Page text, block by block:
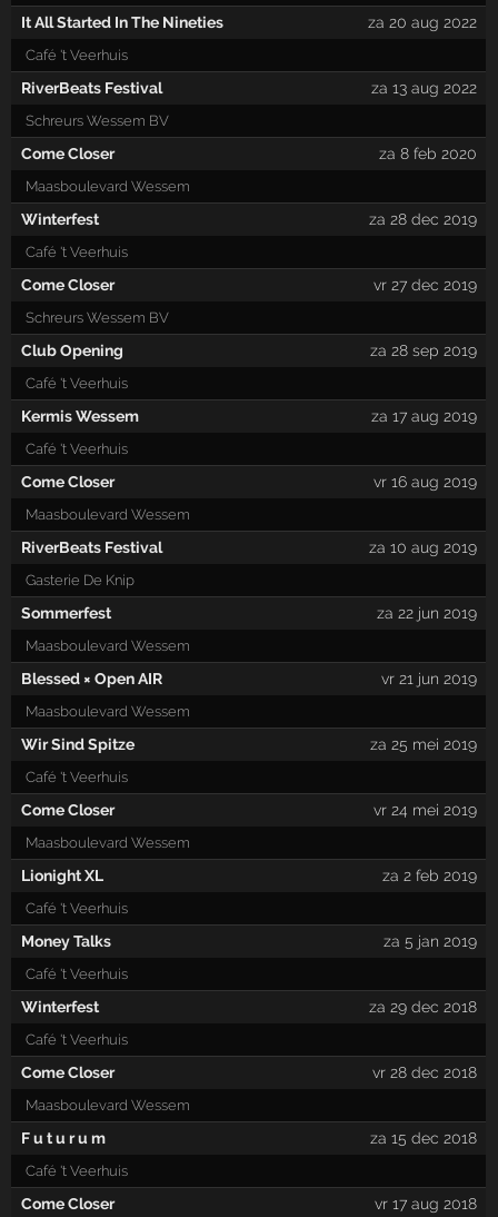
It All Started In The Nineties za 20 aug 2022
Café 't Veerhuis
RiverBeats Festival za 13 aug 2022
Schreurs Wessem BV
Come Closer za 8 feb 2020
Maasboulevard Wessem
Winterfest za 28 dec 2019
Café 't Veerhuis
Come Closer vr 27 dec 2019
Schreurs Wessem BV
Club Opening za 28 sep 2019
Café 't Veerhuis
Kermis Wessem za 17 aug 2019
Café 't Veerhuis
Come Closer vr 16 aug 2019
Maasboulevard Wessem
RiverBeats Festival za 10 aug 2019
Gasterie De Knip
Sommerfest za 22 jun 2019
Maasboulevard Wessem
Blessed × Open AIR vr 21 jun 2019
Maasboulevard Wessem
Wir Sind Spitze za 25 mei 2019
Café 't Veerhuis
Come Closer vr 24 mei 2019
Maasboulevard Wessem
Lionight XL za 2 feb 2019
Café 't Veerhuis
Money Talks za 5 jan 2019
Café 't Veerhuis
Winterfest za 29 dec 2018
Café 't Veerhuis
Come Closer vr 28 dec 2018
Maasboulevard Wessem
F u t u r u m za 15 dec 2018
Café 't Veerhuis
Come Closer vr 17 aug 2018